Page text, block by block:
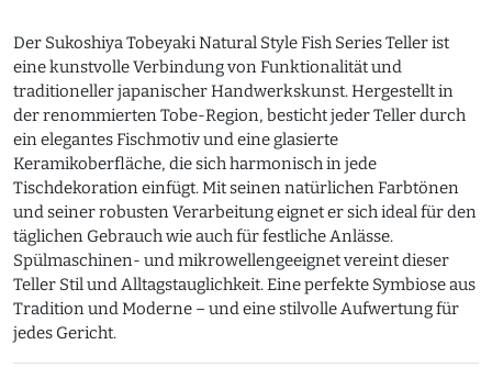
Der Sukoshiya Tobeyaki Natural Style Fish Series Teller ist
eine kunstvolle Verbindung von Funktionalität und
traditioneller japanischer Handwerkskunst. Hergestellt in
der renommierten Tobe-Region, besticht jeder Teller durch
ein elegantes Fischmotiv und eine glasierte
Keramikoberfläche, die sich harmonisch in jede
Tischdekoration einfügt. Mit seinen natürlichen Farbtönen
und seiner robusten Verarbeitung eignet er sich ideal für den
täglichen Gebrauch wie auch für festliche Anlässe.
Spülmaschinen- und mikrowellengeeignet vereint dieser
Teller Stil und Alltagstauglichkeit. Eine perfekte Symbiose aus
Tradition und Moderne – und eine stilvolle Aufwertung für
jedes Gericht.